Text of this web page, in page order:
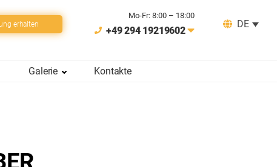
erhalten
Mo-Fr: 8:00 – 18:00
+49 294 19219602
DE
Galerie Kontakte